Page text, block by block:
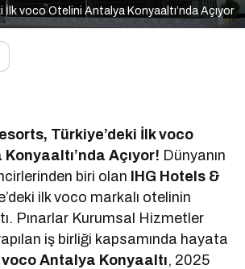
İlk voco Otelini Antalya Konyaaltı’nda Açıyor
Türkiye’deki İlk voco
Açıyor! Dünyanın
biri olan IHG Hotels &
ilk voco markalı otelinin
Pınarlar Kurumsal Hizmetler
iş birliği kapsamında hayata
voco Antalya Konyaaltı, 2025